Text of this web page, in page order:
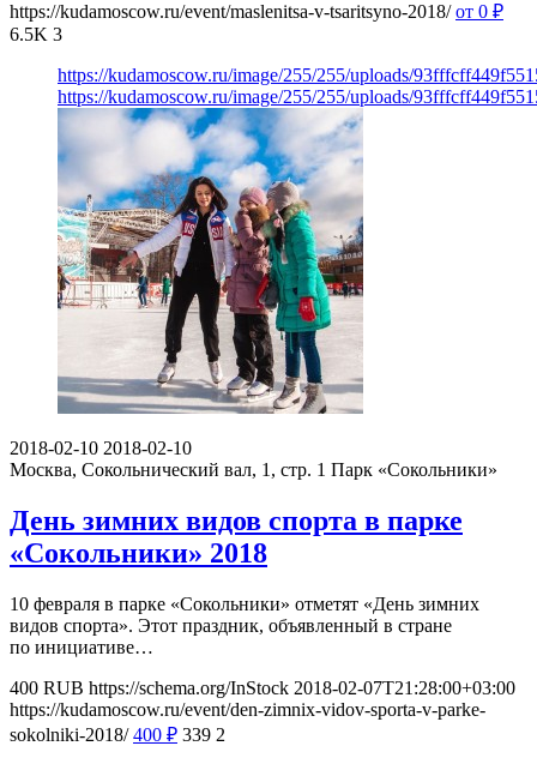
https://kudamoscow.ru/event/maslenitsa-v-tsaritsyno-2018/ от 0 ₽
6.5K 3
https://kudamoscow.ru/image/255/255/uploads/
https://kudamoscow.ru/image/255/255/uploads/
2018-02-10 2018-02-10
Москва, Сокольнический вал, 1, стр. 1 Парк «Сокольники»
День зимних видов спорта в парке
«Сокольники» 2018
10 февраля в парке «Сокольники» отметят «День зимних
видов спорта». Этот праздник, объявленный в стране
по инициативе…
400 RUB https://schema.org/InStock 2018-02-07T21:28:00+03:00
https://kudamoscow.ru/event/den-zimnix-vidov-sporta-v-parke-
sokolniki-2018/ 400 ₽ 339 2